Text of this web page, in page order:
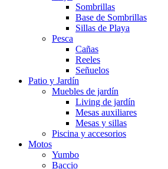
Sombrillas
Base de Sombrillas
Sillas de Playa
Pesca
Cañas
Reeles
Señuelos
Patio y Jardín
Muebles de jardín
Living de jardín
Mesas auxiliares
Mesas y sillas
Piscina y accesorios
Motos
Yumbo
Baccio